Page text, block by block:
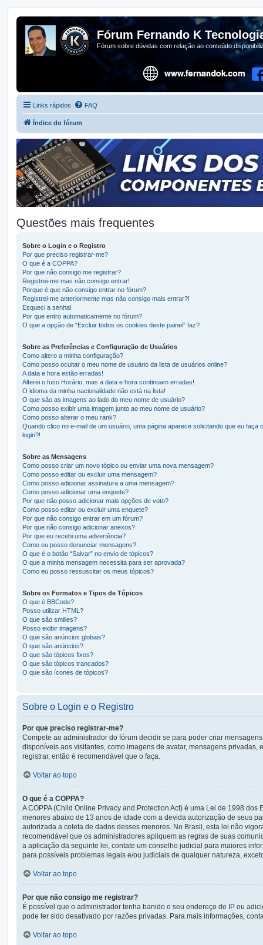
Fórum Fernando K
Fórum sobre dúvidas com relação ao conteúdo
Links rápidos FAQ
Índice do fórum
Questões mais frequentes
Sobre o Login e o Registro
Por que preciso registrar-me?
O que é a COPPA?
Por que não consigo me registrar?
Registrei-me mas não consigo entrar!
Porque é que não consigo entrar no fórum?
Registrei-me anteriormente mas não consigo mais entrar?!
Esqueci a senha!
Por que entro automaticamente no fórum?
O que a opção de “Excluir todos os cookies deste painel” faz?
Sobre as Preferências e Configuração de Usuários
Como altero a minha configuração?
Como posso ocultar o meu nome de usuário da lista de usuários online?
A data e hora estão erradas!
Alterei o fuso Horário, mas a data e hora continuam erradas!
O idioma da minha nacionalidade não está na lista!
O que são as imagens ao lado do meu nome de usuário?
Como posso exibir uma imagem junto ao meu nome de usuário?
Como posso alterar o meu rank?
Quando clico no e-mail de um usuário, uma página aparece solicitando que eu faça o
login?!
Sobre as Mensagens
Como posso criar um novo tópico ou enviar uma nova mensagem?
Como posso editar ou excluir uma mensagem?
Como posso adicionar assinatura a uma mensagem?
Como posso adicionar uma enquete?
Por que não posso adicionar mais opções de voto?
Como posso editar ou excluir uma enquete?
Por que não consigo entrar em um fórum?
Por que não consigo adicionar anexos?
Por que eu recebi uma advertência?
Como eu posso denunciar mensagens?
O que é o botão “Salvar” no envio de tópicos?
O que a minha mensagem necessita para ser aprovada?
Como eu posso ressuscitar os meus tópicos?
Sobre os Formatos e Tipos de Tópicos
O que é BBCode?
Posso utilizar HTML?
O que são smilies?
Posso exibir imagens?
O que são anúncios globais?
O que são anúncios?
O que são tópicos fixos?
O que são tópicos trancados?
O que são ícones de tópicos?
Sobre o Login e o Registro
Por que preciso registrar-me?
Compete ao administrador do fórum decidir se para poder criar
disponíveis aos visitantes, como imagens de avatar, mensagens
registrar, então é recomendável que o faça.
Voltar ao topo
O que é a COPPA?
A COPPA (Child Online Privacy and Protection Act) é uma Lei de 1998
menores abaixo de 13 anos de idade com a devida autorização de seus
autorizada a coleta de dados desses menores. No Brasil, esta lei não
recomendável que os administradores apliquem as regras de suas
a aplicação da seguinte lei, contate um conselho judicial para maiores
para possíveis problemas legais e/ou judiciais de qualquer natureza,
Voltar ao topo
Por que não consigo me registrar?
É possível que o administrador tenha banido o seu endereço de IP ou
pode ter sido desativado por razões privadas. Para mais informações,
Voltar ao topo